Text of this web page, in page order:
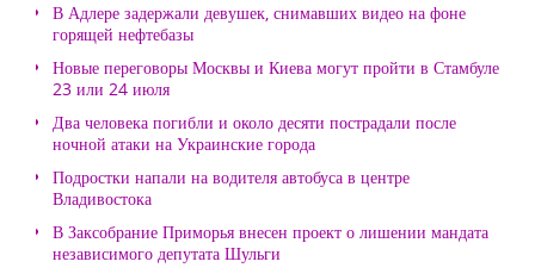
В Адлере задержали девушек, снимавших видео на фоне
горящей нефтебазы
Новые переговоры Москвы и Киева могут пройти в Стамбуле
23 или 24 июля
Два человека погибли и около десяти пострадали после
ночной атаки на Украинские города
Подростки напали на водителя автобуса в центре
Владивостока
В Заксобрание Приморья внесен проект о лишении мандата
независимого депутата Шульги